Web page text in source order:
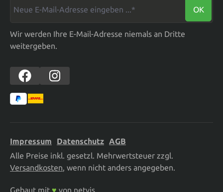
OK
Wir werden Ihre E-Mail-Adresse niemals an Dritte
weitergeben.
Impressum Datenschutz AGB
Alle Preise inkl. gesetzl. Mehrwertsteuer zzgl.
Versandkosten, wenn nicht anders angegeben.
Gebaut mit ♥ von netvis